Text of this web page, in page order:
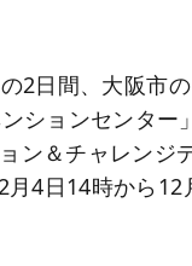
2日間、大阪市
ションセンター
ン＆チャレンジ
4日14時から